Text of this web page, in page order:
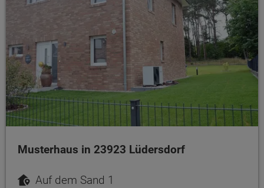
Musterhaus in 23923 Lüdersdorf
Auf dem Sand 1